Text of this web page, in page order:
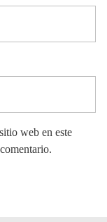
web en este